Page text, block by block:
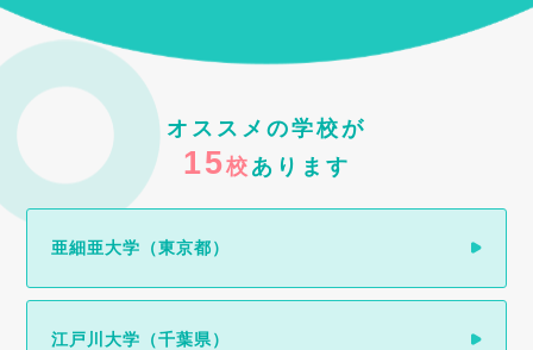
オススメの学校が
15校 あります
亜細亜大学（東京都）
江戸川大学（千葉県）